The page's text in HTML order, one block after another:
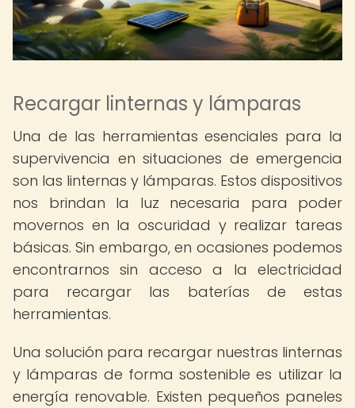
Recargar linternas y lámparas
Una de las herramientas esenciales para la
supervivencia en situaciones de emergencia
son las linternas y lámparas. Estos dispositivos
nos brindan la luz necesaria para poder
movernos en la oscuridad y realizar tareas
básicas. Sin embargo, en ocasiones podemos
encontrarnos sin acceso a la electricidad
para recargar las baterías de estas
herramientas.
Una solución para recargar nuestras linternas
y lámparas de forma sostenible es utilizar la
energía renovable. Existen pequeños paneles